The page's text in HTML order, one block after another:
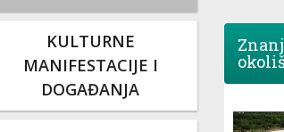
KULTURNE
MANIFESTACIJE I
DOGAĐANJA